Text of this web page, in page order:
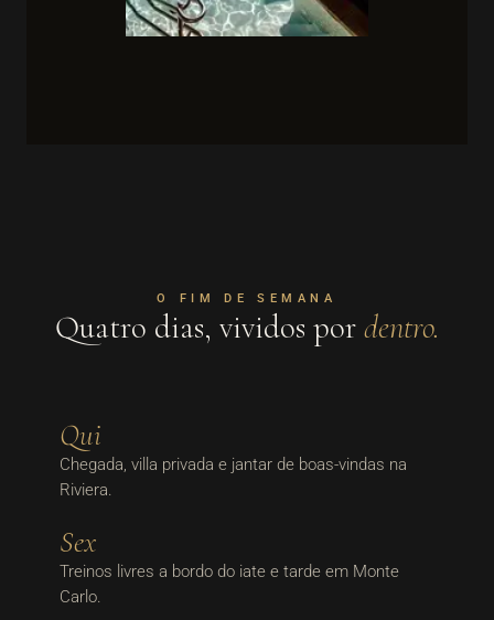
O FIM DE SEMANA
Quatro dias, vividos por dentro.
Qui
Chegada, villa privada e jantar de boas-vindas na
Riviera.
Sex
Treinos livres a bordo do iate e tarde em Monte
Carlo.